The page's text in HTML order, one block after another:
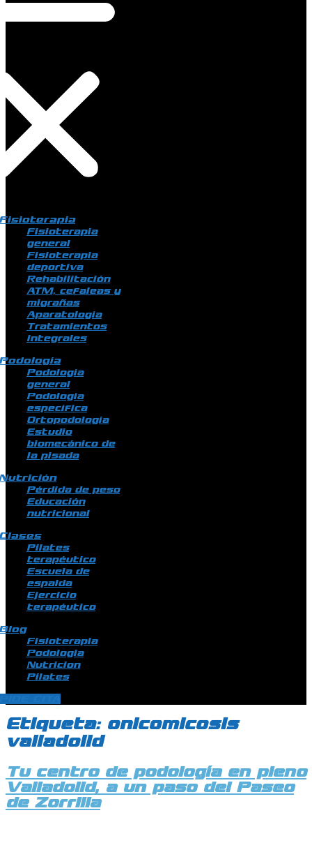
Fisioterapia
general
Fisioterapia
deportiva
Rehabilitación
ATM, cefaleas y
migrañas
Aparatología
Tratamientos
integrales
Podología
general
Podología
específica
Ortopodología
Estudio
biomecánico de
la pisada
Pérdida de peso
Educación
nutricional
Pilates
terapéutico
Escuela de
espalda
Ejercicio
terapéutico
Fisioterapia
Podologia
Nutricion
Pilates
Etiqueta: onicomicosis
valladolid
Tu centro de podología en pleno
Valladolid, a un paso del Paseo
de Zorrilla